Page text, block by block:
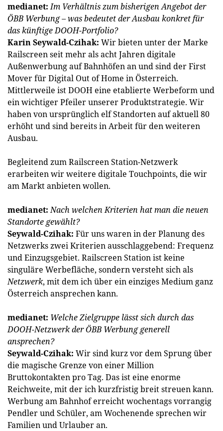
medianet:Im Verhältnis zum bisherigen Angebot der
ÖBB Werbung – was bedeutet der Ausbau konkret für
das künftige DOOH-Portfolio?
Karin Seywald-Czihak: Wir bieten unter der Marke
Railscreen seit mehr als acht Jahren digitale
Außenwerbung auf Bahnhöfen an und sind der First
Mover für Digital Out of Home in Österreich.
Mittlerweile ist DOOH eine etablierte Werbeform und
ein wichtiger Pfeiler unserer Produktstrategie. Wir
haben von ursprünglich elf Standorten auf aktuell 80
erhöht und sind bereits in Arbeit für den weiteren
Ausbau.
Begleitend zum Railscreen Station-Netzwerk
erarbeiten wir weitere digitale Touchpoints, die wir
am Markt anbieten wollen.
medianet:Nach welchen Kriterien hat man die neuen
Standorte gewählt?
Seywald-Czihak: Für uns waren in der Planung des
Netzwerks zwei Kriterien ausschlaggebend: Frequenz
und Einzugsgebiet. Railscreen Station ist keine
singuläre Werbefläche, sondern versteht sich als
Netzwerk, mit dem ich über ein einziges Medium ganz
Österreich ansprechen kann.
medianet: Welche Zielgruppe lässt sich durch das
DOOH-Netzwerk der ÖBB Werbung generell
ansprechen?
Seywald-Czihak: Wir sind kurz vor dem Sprung über
die magische Grenze von einer Million
Bruttokontakten pro Tag. Das ist eine enorme
Reichweite, mit der ich kurzfristig breit streuen kann.
Werbung am Bahnhof erreicht wochentags vorrangig
Pendler und Schüler, am Wochenende sprechen wir
Familien und Urlauber an.